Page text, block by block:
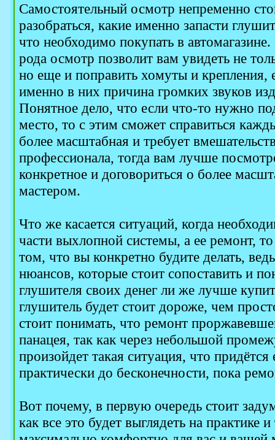
Самостоятельный осмотр непременно
разобраться, какие именно запасти
что необходимо покупать в
рода осмотр позволит вам увидеть не
но еще и поправить хомуты и крепления,
именно в них причина громких звуков
Понятное дело, что если что-то нужно
место, то с этим сможет справиться
более масштабная и требует
профессионала, тогда вам лучше
конкретное и договориться о более
мастером.
Что же касается ситуаций, когда
части выхлопной системы, а ее ремонт, то
том, что вы конкретно будите делать,
нюансов, которые стоит сопоставить и
глушителя своих денег ли же лучше
глушитель будет стоит дороже, чем
стоит понимать, что ремонт
панацея, так как через небольшой
произойдет такая ситуация, что придётся
практически до бесконечности, пока
Вот почему, в первую очередь стоит
как все это будет выглядеть на практике и